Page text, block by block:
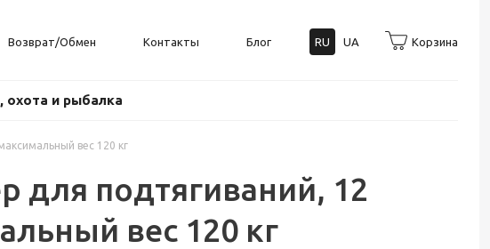
Возврат/Обмен Контакты Блог RU UA Корзина
охота и рыбалка
вес 120 кг
для подтягиваний, 12
вес 120 кг